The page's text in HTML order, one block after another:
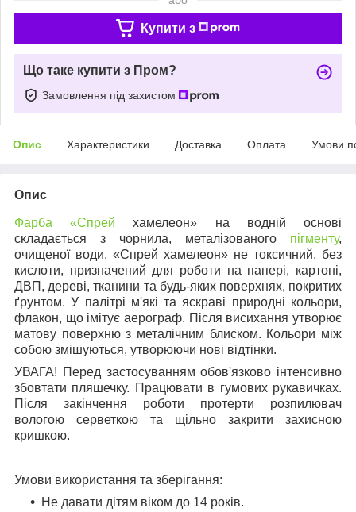
Купити з
Що таке купити з Пром?
Замовлення під захистом
Опис Характеристики Доставка Оплата Умови
Опис
Фарба «Спрей хамелеон» на водній основі
складається з чорнила, металізованого пігменту,
очищеної води. «Спрей хамелеон» не токсичний, без
кислоти, призначений для роботи на папері, картоні,
ДВП, дереві, тканини та будь-яких поверхнях, покритих
ґрунтом. У палітрі м'які та яскраві природні кольори,
флакон, що імітує аерограф. Після висихання утворює
матову поверхню з металічним блиском. Кольори між
собою змішуються, утворюючи нові відтінки.
УВАГА! Перед застосуванням обов'язково інтенсивно
збовтати пляшечку. Працювати в гумових рукавичках.
Після закінчення роботи протерти розпилювач
вологою серветкою та щільно закрити захисною
кришкою.
Умови використання та зберігання:
Не давати дітям віком до 14 років.